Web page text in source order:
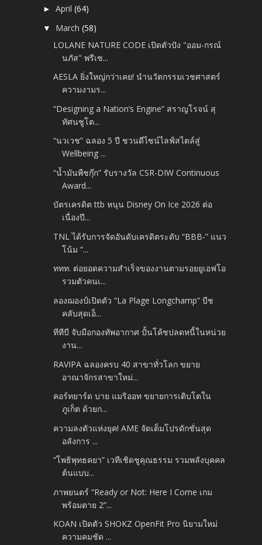
►April(64)
▼ March(58)
LOLANE NATURE CODE เปิดตัวปัง "ออม-กรณ์
นภัส" พรีเซ...
AESLA ยิ่งใหญ่กว่าเคย! นำนวัตกรรมเวชศาสตร์
ความงามร...
“Designing a Nation’s Engine” สราญโรจน์ สุ
ทัศนชูโต...
“นวเวช” ฉลอง 5 ปี ชวนดีไซน์ไลฟ์สไตล์สู่
Wellbeing ...
“น้ำมันพืชกุ๊ก” รับรางวัล CSR-DIW Continuous
Award...
บัตรเครดิต ttb หนุน Disney On Ice 2026 ต่อ
เนื่องปี...
TNL ได้รับการจัดอันดับเครดิตระดับ “BBB-” แนว
โน้ม “...
ททท. ต่อยอดความสำเร็จของงานตามรอยยูเอฟโอ
รวมตัวคนเ...
ลองฌองป์เปิดตัว “La Plage Longchamp” บีช
คลับสุดเอ็...
ทีทีบี จับมือกองทัพอากาศ ปั้นโค้ชปลดหนี้ในหน่วย
งาน...
RAVIPA ฉลองครบ 40 สาขาทั่วโลก ขยาย
อาณาจักรสาขาใหม่...
คอร์ทยาร์ด บาย แมริออท ขยายการเติบโตใน
ภูเก็ต ด้วยก...
ความลงตัวแห่งยุค! AME จัดเต็มโปรดักชั่นสุด
อลังการ ...
“โพธิพุทธคยา” เวทีเชิดชูคุณธรรม รวมพลังบุคคล
ต้นแบบ...
ภาพยนตร์ “Ready or Not: Here I Come เกม
พร้อมตาย 2”...
KOAN เปิดตัว SHOKZ OpenFit Pro นิยามใหม่
ความคมชัด ...